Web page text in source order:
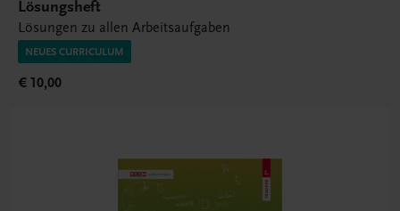
Lösungsheft
Lösungen zu allen Arbeitsaufgaben
NEUES CURRICULUM
€ 10,00